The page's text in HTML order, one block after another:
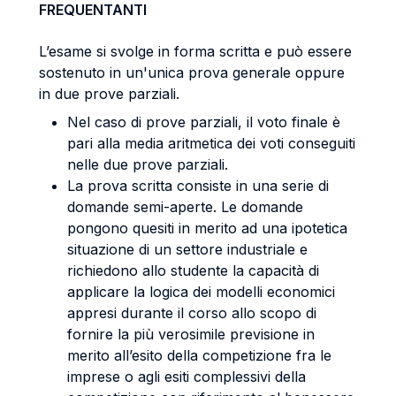
FREQUENTANTI
L’esame si svolge in forma scritta e può essere
sostenuto in un'unica prova generale oppure
in due prove parziali.
Nel caso di prove parziali, il voto finale è
pari alla media aritmetica dei voti conseguiti
nelle due prove parziali.
La prova scritta consiste in una serie di
domande semi-aperte. Le domande
pongono quesiti in merito ad una ipotetica
situazione di un settore industriale e
richiedono allo studente la capacità di
applicare la logica dei modelli economici
appresi durante il corso allo scopo di
fornire la più verosimile previsione in
merito all’esito della competizione fra le
imprese o agli esiti complessivi della